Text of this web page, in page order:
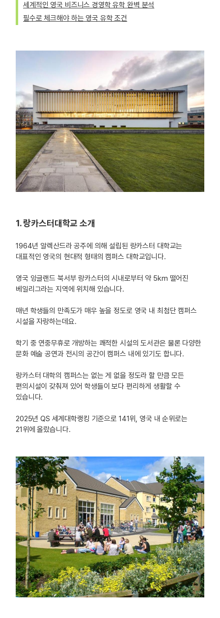
세계적인 영국 비즈니스 경영학 유학 완벽 분석
필수로 체크해야 하는 영국 유학 조건
1. 랑카스터대학교 소개
1964년 알렉산드라 공주에 의해 설립된 랑카스터 대학교는
대표적인 영국의 현대적 형태의 캠퍼스 대학교입니다.
영국 잉글랜드 북서부 랑카스터의 시내로부터 약 5km 떨어진
베일리그라는 지역에 위치해 있습니다.
매년 학생들의 만족도가 매우 높을 정도로 영국 내 최첨단 캠퍼스
시설을 자랑하는데요.
학기 중 연중무휴로 개방하는 쾌적한 시설의 도서관은 물론 다양한
문화 예술 공연과 전시의 공간이 캠퍼스 내에 있기도 합니다.
랑카스터 대학의 캠퍼스는 없는 게 없을 정도라 할 만큼 모든
편의시설이 갖춰져 있어 학생들이 보다 편리하게 생활할 수
있습니다.
2025년 QS 세계대학랭킹 기준으로 141위, 영국 내 순위로는
21위에 올랐습니다.